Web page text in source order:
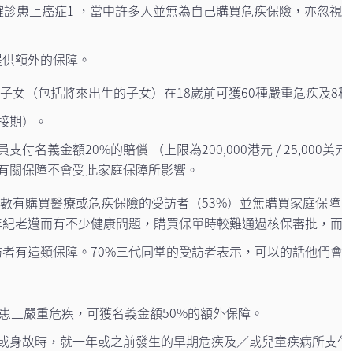
患上癌症1 ，當中許多人並無為自己購買危疾保險，亦忽
額外的保障。
女（包括將來出生的子女）在18嵗前可獲60種嚴重危疾及
期）。
支付名義金額20%的賠償 （上限為200,000港元 / 25,000
保障不會受此家庭保障所影響。
有購買醫療或危疾保險的受訪者（53%）並無購買家庭保
老邁而有不少健康問題，購買保單時較難通過核保審批，
有這類保障。70%三代同堂的受訪者表示，可以的話他們
上嚴重危疾，可獲名義金額50%的額外保障。
身故時，就一年或之前發生的早期危疾及／或兒童疾病所支